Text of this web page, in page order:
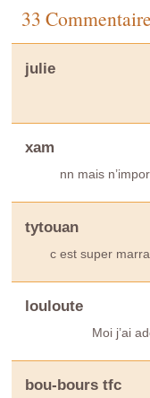
33
julie
xam
nn mais
tytouan
c est super
louloute
Moi j’ai
bou-bours tfc